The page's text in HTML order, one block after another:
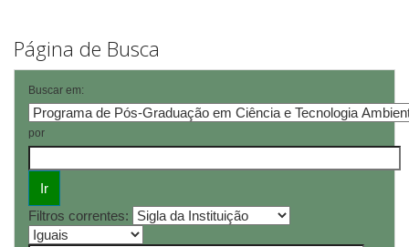
Página de Busca
Buscar em:
por
Filtros correntes: